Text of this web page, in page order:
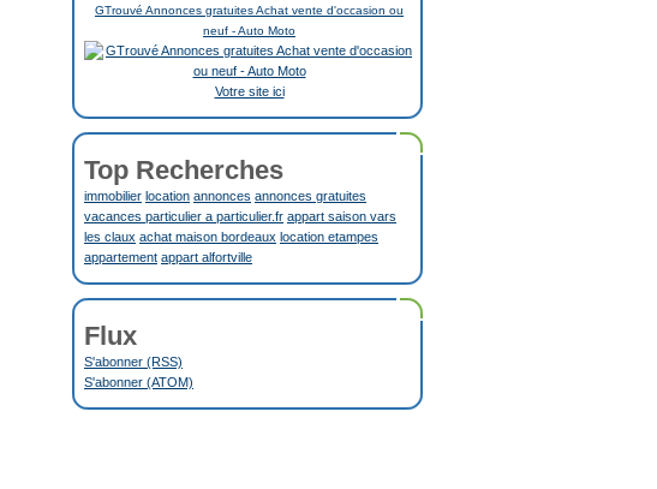
GTrouvé Annonces gratuites Achat vente d'occasion ou
neuf - Auto Moto
Votre site ici
Top Recherches
immobilier location annonces annonces gratuites
vacances particulier a particulier.fr appart saison vars
les claux achat maison bordeaux location etampes
appartement appart alfortville
Flux
S'abonner (RSS)
S'abonner (ATOM)